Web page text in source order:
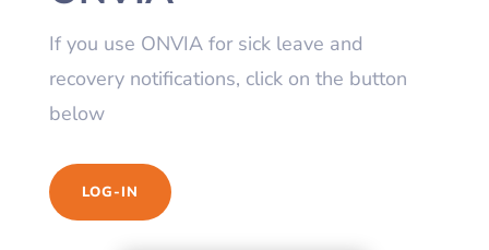
If you use ONVIA for sick leave and
recovery notifications, click on the button
below
LOG-IN